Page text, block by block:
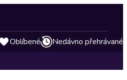
Oblíbené Nedávno přehrávané